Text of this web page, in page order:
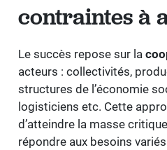
contraintes à
Le succès repose sur la
acteurs : collectivités,
structures de l’économie
logisticiens etc. Cette
d’atteindre la masse
répondre aux besoins